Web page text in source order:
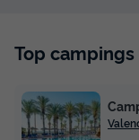
SAFARI
Annulation gratuite
Surface
40m²
Top